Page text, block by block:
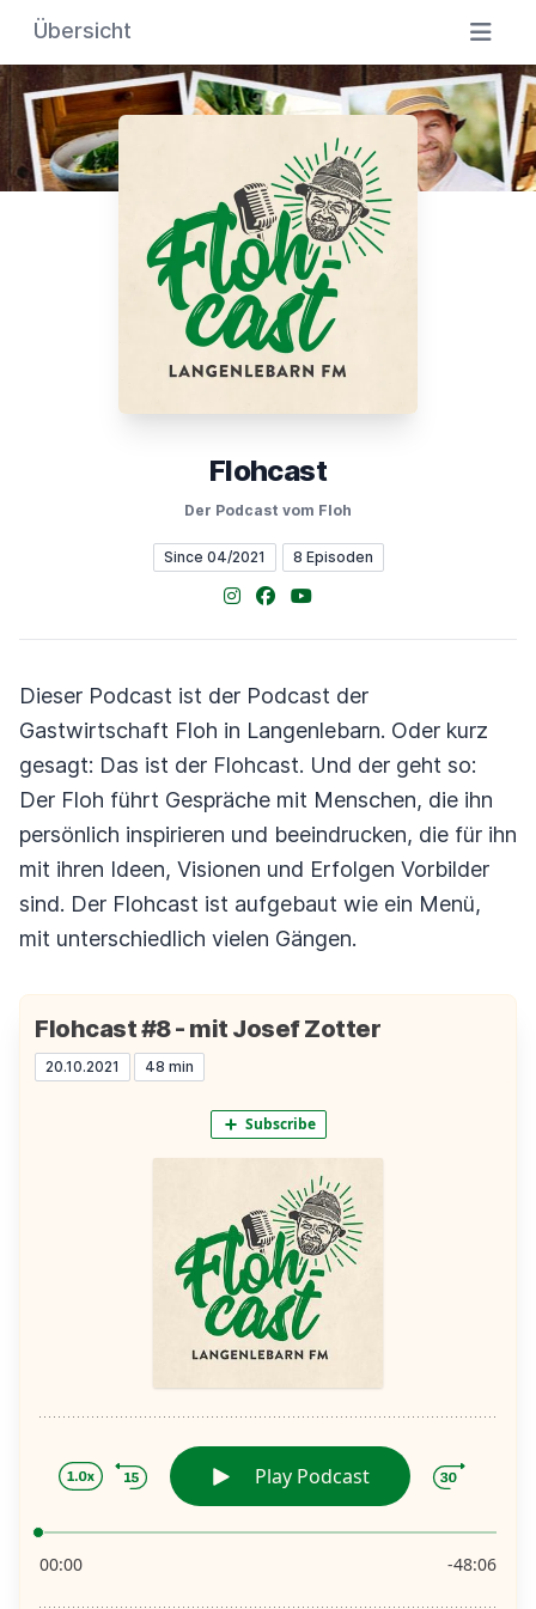
Übersicht
Flohcast
Der Podcast vom Floh
Since 04/2021 8 Episoden
Instagram
Facebook
YouTube
Dieser Podcast ist der Podcast der
Gastwirtschaft Floh in Langenlebarn. Oder kurz
gesagt: Das ist der Flohcast. Und der geht so:
Der Floh führt Gespräche mit Menschen, die ihn
persönlich inspirieren und beeindrucken, die für ihn
mit ihren Ideen, Visionen und Erfolgen Vorbilder
sind. Der Flohcast ist aufgebaut wie ein Menü,
mit unterschiedlich vielen Gängen.
Flohcast #8 - mit Josef Zotter
20.10.2021 48 min